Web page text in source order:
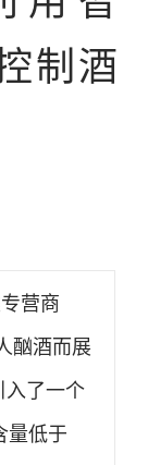
制酒
营商
酗酒而展
入了一个
量低于